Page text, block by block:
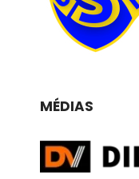
MÉDIAS